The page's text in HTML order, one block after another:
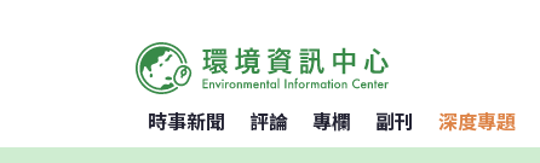
時事新聞 評論 專欄 副刊 深度專題